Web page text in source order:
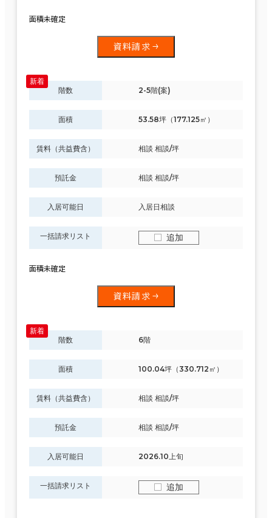
面積未確定
資料請求
階数 2-5階(案)
面積 53.58坪（177.125㎡）
賃料（共益費含） 相談 相談/坪
預託金 相談 相談/坪
入居可能日 入居日相談
一括請求リスト 追加
面積未確定
資料請求
階数 6階
面積 100.04坪（330.712㎡）
賃料（共益費含） 相談 相談/坪
預託金 相談 相談/坪
入居可能日 2026.10上旬
一括請求リスト 追加